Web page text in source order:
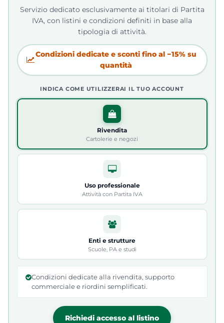
Servizio dedicato esclusivamente ai titolari di Partita
IVA, con listini e condizioni definiti in base alla
tipologia di attività.
Condizioni dedicate e sconti fino al −15% su
quantità
INDICA COME UTILIZZERAI IL TUO ACCOUNT
Rivendita
Cartolerie e negozi
Uso professionale
Attività con Partita IVA
Enti e strutture
Scuole, PA e studi
Condizioni dedicate alla rivendita, supporto
commerciale e riordini semplificati.
Richiedi accesso al listino